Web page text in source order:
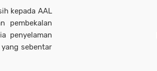
kepada AAL
pembekalan
penyelaman
sebentar